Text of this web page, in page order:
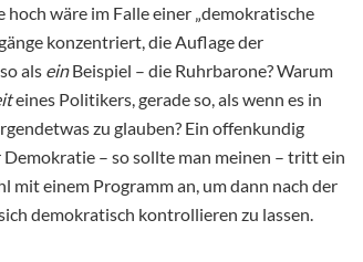
wäre im Falle einer „demokratische
konzentriert, die Auflage der
als einBeispiel – die Ruhrbarone? Warum
eines Politikers, gerade so, als wenn es in
zu glauben? Ein offenkundig
– so sollte man meinen – tritt ein
einem Programm an, um dann nach der
demokratisch kontrollieren zu lassen.